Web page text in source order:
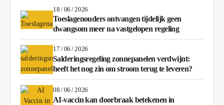
18 / 06 / 2026
Toeslagenouders ontvangen tijdelijk geen
dwangsom meer na vastgelopen regeling
17 / 06 / 2026
Salderingsregeling zonnepanelen verdwijnt:
heeft het nog zin om stroom terug te leveren?
08 / 06 / 2026
AI-vaccin kan doorbraak betekenen in